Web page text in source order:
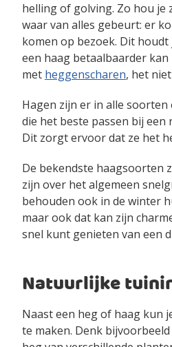
helling of golving. Zo hou je
waar van alles gebeurt: er
komen op bezoek. Dit
een haag betaalbaarder
met heggenscharen, het
Hagen zijn er in alle
die het beste passen bij
Dit zorgt ervoor dat ze het
De bekendste haagsoorten
zijn over het algemeen
behouden ook in de winter
maar ook dat kan zijn
snel kunt genieten van een
Natuurlijke
Naast een heg of haag kun
te maken. Denk